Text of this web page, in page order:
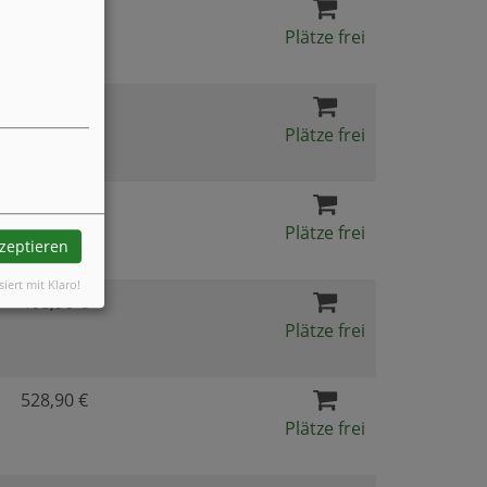
Plätze frei
Plätze frei
Plätze frei
468,90 €
Plätze frei
528,90 €
Plätze frei
mit Klaro!